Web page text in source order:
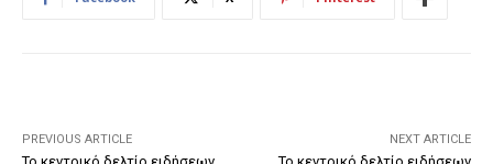
PREVIOUS ARTICLE NEXT ARTICLE